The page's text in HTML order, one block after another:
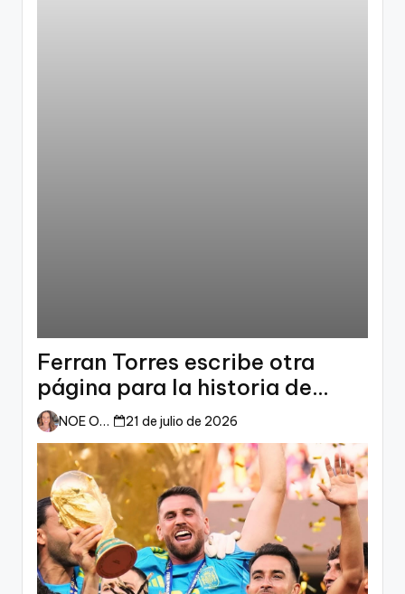
Ferran Torres escribe otra
página para la historia de
España
NOE ORTIZ 21 de julio de 2026